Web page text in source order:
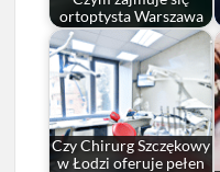
ortoptysta Warszawa
Czy Chirurg Szczękowy
w Łodzi oferuje pełen